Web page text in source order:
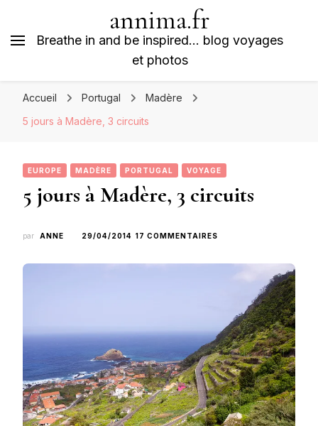
annima.fr
Breathe in and be inspired… blog voyages
et photos
Accueil Portugal
Madère
5 jours à Madère, 3 circuits
EUROPE MADÈRE PORTUGAL VOYAGE
5 jours à Madère, 3 circuits
par ANNE 29/04/2014 17 COMMENTAIRES
CIRCUITS